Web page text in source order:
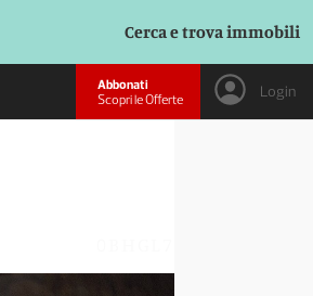
Cerca e trova immobili
Abbonati
Scopri le Offerte
Login